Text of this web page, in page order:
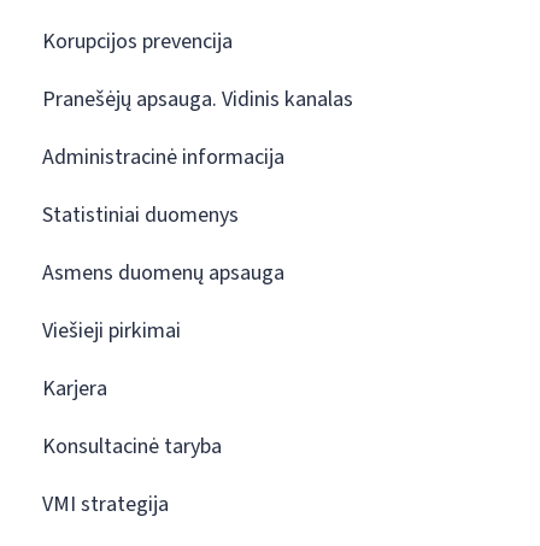
Korupcijos prevencija
Pranešėjų apsauga. Vidinis kanalas
Administracinė informacija
Statistiniai duomenys
Asmens duomenų apsauga
Viešieji pirkimai
Karjera
Konsultacinė taryba
VMI strategija